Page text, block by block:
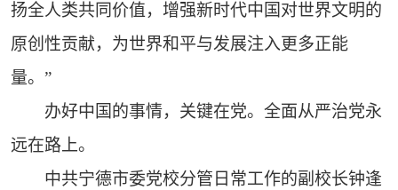
扬全人类共同价值，增强新时代中国对世界文明的
原创性贡献，为世界和平与发展注入更多正能
量。”
办好中国的事情，关键在党。全面从严治党永
远在路上。
中共宁德市委党校分管日常工作的副校长钟逢